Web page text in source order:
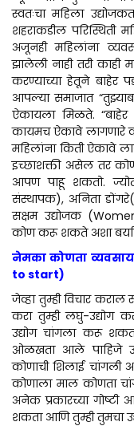
स्वतःचा महिला
शहराकडील परिस्थिती
अजूनही महिलांना
झालेली नाही तरी काही
करण्याच्या हेतूने बाहेर
आपल्या समाजात
ऐकायला मिळते.
कायमच ऐकावे लागणारे
महिलांना किती ऐकावे
इच्छाशक्ती असेल तर
आपण पाहू शकतो.
संस्थापक), अनिता
सक्षम उद्योजक
कोण करू शकते अशा
नेमका कोणता
to start)
जेव्हा तुम्ही विचार
करा तुम्ही लघु-उद्योग
उद्योग चांगला करू
ओळखता आले पाहिजे
कोणाची शिलाई चांगली
कोणाला माल कोणता
अनेक प्रकारच्या
शकता आणि तुम्ही तुमचा